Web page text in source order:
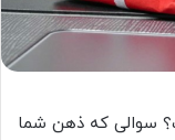
مدیر در سال 1402 چیست؟ سوالی که ذهن شما